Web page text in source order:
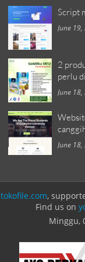
Script
June
2
perlu
June
June
tokofile.com,
Find us on
Minggu,